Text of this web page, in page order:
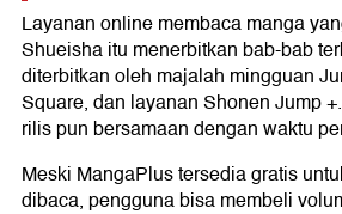
Layanan online membaca manga
Shueisha itu menerbitkan bab-bab
diterbitkan oleh majalah mingguan
Square, dan layanan Shonen Jump
rilis pun bersamaan dengan waktu
Meski MangaPlus tersedia gratis
dibaca, pengguna bisa membeli